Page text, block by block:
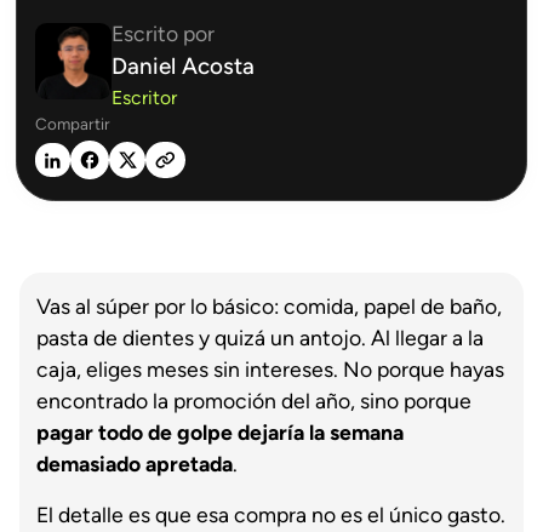
Escrito por
Daniel Acosta
Escritor
Compartir
Vas al súper por lo básico: comida, papel de baño,
pasta de dientes y quizá un antojo. Al llegar a la
caja, eliges meses sin intereses. No porque hayas
encontrado la promoción del año, sino porque
pagar todo de golpe dejaría la semana
demasiado apretada.
El detalle es que esa compra no es el único gasto.